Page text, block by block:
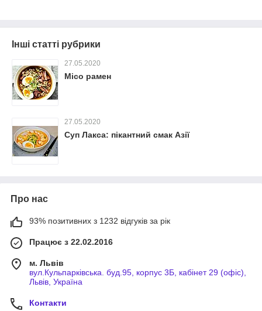
Інші статті рубрики
27.05.2020
Місо рамен
27.05.2020
Суп Лакса: пікантний смак Азії
Про нас
93% позитивних з 1232 відгуків за рік
Працює з 22.02.2016
м. Львів
вул.Кульпарківська. буд.95, корпус 3Б, кабінет 29 (офіс),
Львів, Україна
Контакти